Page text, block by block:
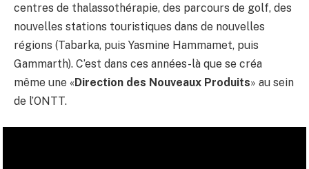
centres de thalassothérapie, des parcours de golf, des
nouvelles stations touristiques dans de nouvelles
régions (Tabarka, puis Yasmine Hammamet, puis
Gammarth). C’est dans ces années-là que se créa
même une «Direction des Nouveaux Produits» au sein
de l’ONTT.